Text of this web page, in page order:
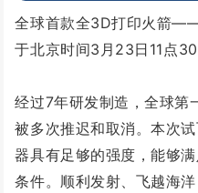
全球首款全3D打印火箭
于北京时间3月23日11点
经过7年研发制造，全球第
被多次推迟和取消。本次
器具有足够的强度，能够
条件。 顺利发射、飞越海